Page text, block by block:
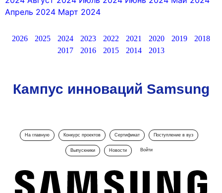
Апрель 2024 Март 2024
2026 2025 2024 2023 2022 2021 2020 2019
2018
2017
2016 2015 2014 2013
Кампус инноваций Samsung
На главную Конкурс проектов Сертификат Поступление в вуз
Выпускники Новости Войти